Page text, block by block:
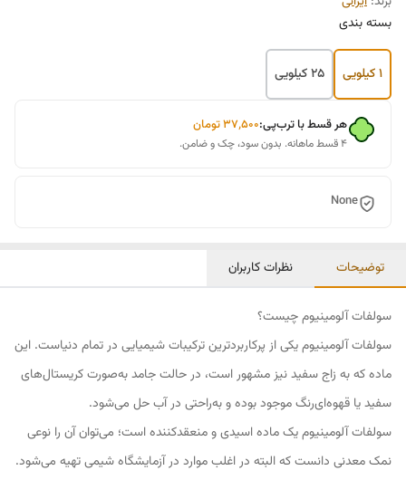
بسته بندی
1 کیلویی 25 کیلویی
هر قسط با ترب‌پی:۳۷٬۵۰۰تومان
۴ قسط ماهانه. بدون سود، چک و ضامن.
None
توضیحات نظرات کاربران
سولفات آلومینیوم چیست؟
سولفات آلومینیوم یکی از پرکاربردترین ترکیبات شیمیایی در تمام دنیاست. این
ماده که به زاج سفید نیز مشهور است، در حالت جامد به‌صورت کریستال‌های
سفید یا قهوه‌ای‌رنگ موجود بوده و به‌راحتی در آب حل می‌شود.
سولفات آلومینیوم یک ماده اسیدی و منعقدکننده است؛ می‌توان آن را نوعی
نمک معدنی دانست که البته در اغلب موارد در آزمایشگاه شیمی تهیه می‌شود.